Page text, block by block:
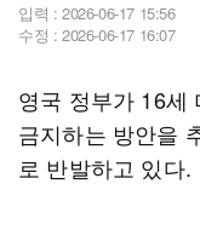
입력 : 2026-06-17 15:56
수정 : 2026-06-17 16:07
영국 정부가 16세
금지하는 방안을
로 반발하고 있다.